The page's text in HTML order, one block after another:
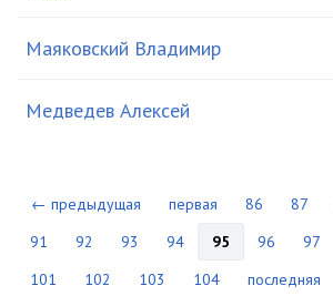
Маяковский Владимир
Медведев Алексей
← предыдущая первая 86 87
91
92 93 94 95 96 97
101
102 103 104 последняя